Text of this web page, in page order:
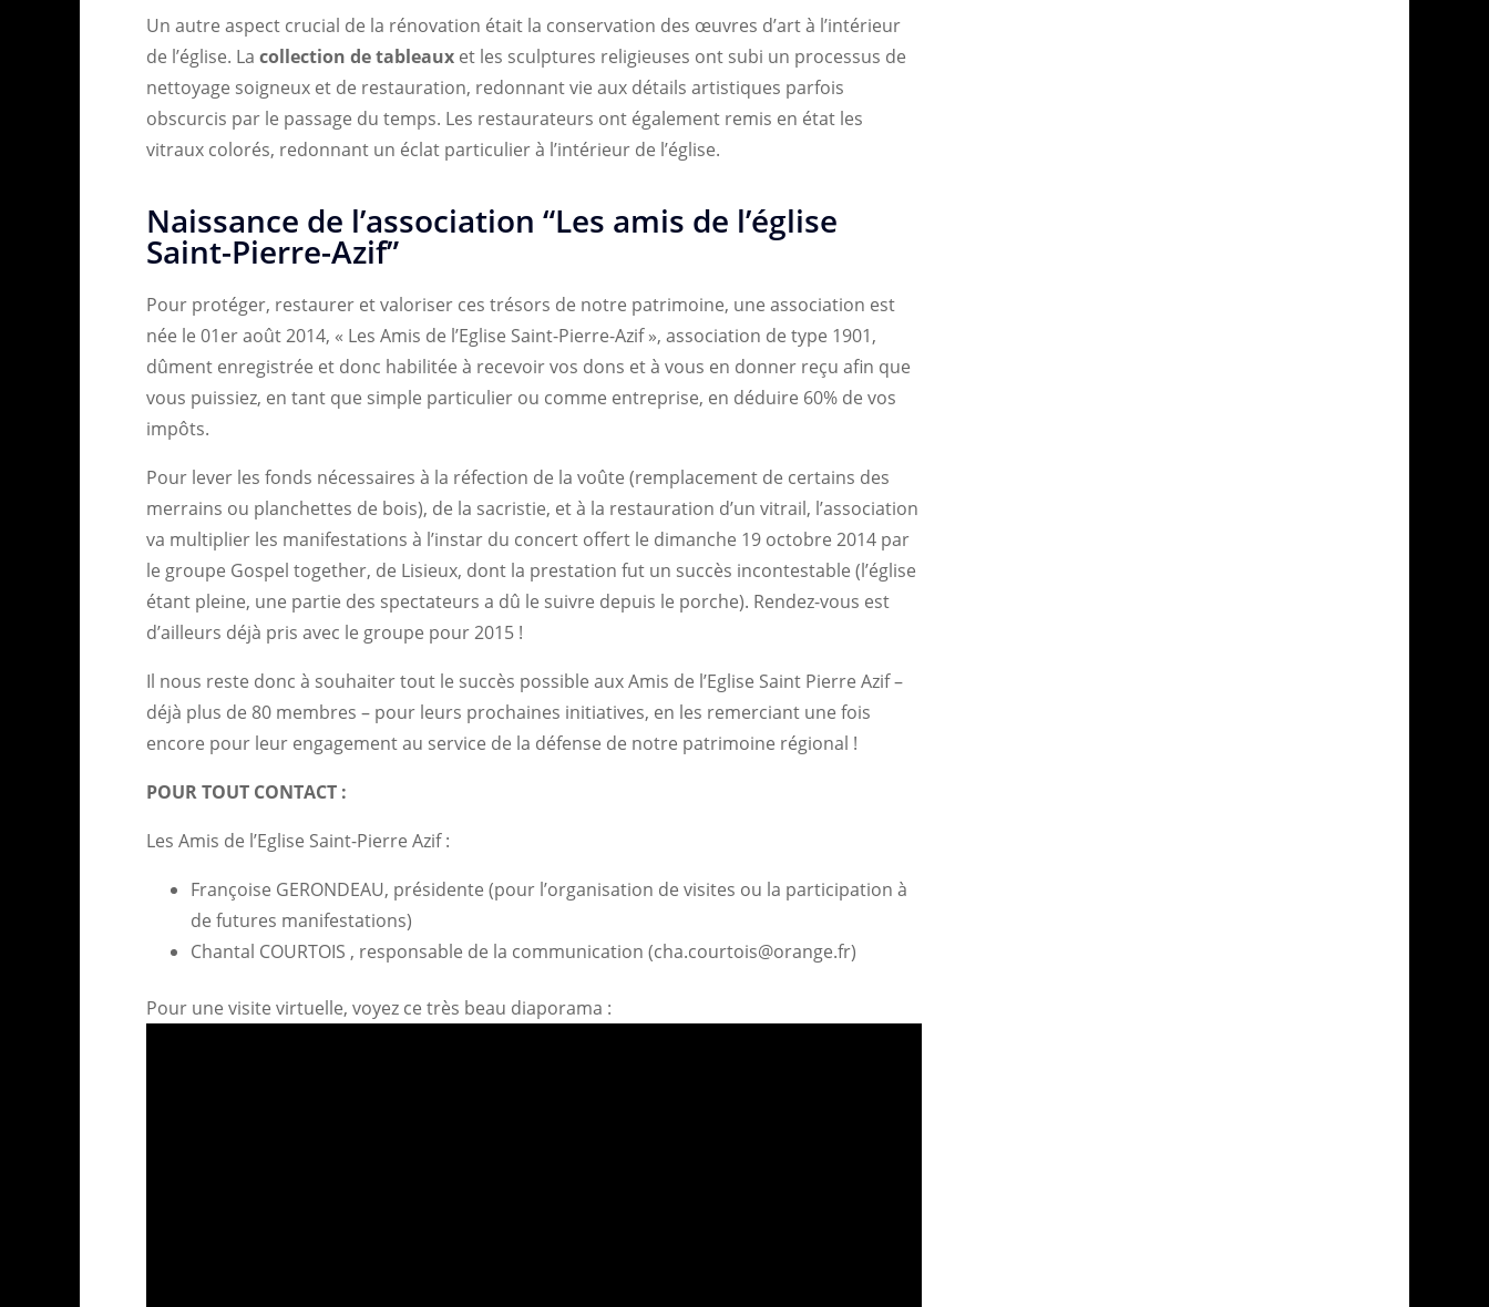
Un autre aspect crucial de la rénovation était la conservation des œuvres d’art à l’intérieur
de l’église. La collection de tableaux et les sculptures religieuses ont subi un processus de
nettoyage soigneux et de restauration, redonnant vie aux détails artistiques parfois
obscurcis par le passage du temps. Les restaurateurs ont également remis en état les
vitraux colorés, redonnant un éclat particulier à l’intérieur de l’église.
Naissance de l’association “Les amis de l’église
Saint-Pierre-Azif”
Pour protéger, restaurer et valoriser ces trésors de notre patrimoine, une association est
née le 01er août 2014, « Les Amis de l’Eglise Saint-Pierre-Azif », association de type 1901,
dûment enregistrée et donc habilitée à recevoir vos dons et à vous en donner reçu afin que
vous puissiez, en tant que simple particulier ou comme entreprise, en déduire 60% de vos
impôts.
Pour lever les fonds nécessaires à la réfection de la voûte (remplacement de certains des
merrains ou planchettes de bois), de la sacristie, et à la restauration d’un vitrail, l’association
va multiplier les manifestations à l’instar du concert offert le dimanche 19 octobre 2014 par
le groupe Gospel together, de Lisieux, dont la prestation fut un succès incontestable (l’église
étant pleine, une partie des spectateurs a dû le suivre depuis le porche). Rendez-vous est
d’ailleurs déjà pris avec le groupe pour 2015 !
Il nous reste donc à souhaiter tout le succès possible aux Amis de l’Eglise Saint Pierre Azif –
déjà plus de 80 membres – pour leurs prochaines initiatives, en les remerciant une fois
encore pour leur engagement au service de la défense de notre patrimoine régional !
POUR TOUT CONTACT :
Les Amis de l’Eglise Saint-Pierre Azif :
Françoise GERONDEAU, présidente (pour l’organisation de visites ou la participation à
de futures manifestations)
Chantal COURTOIS , responsable de la communication (cha.courtois@orange.fr)
Pour une visite virtuelle, voyez ce très beau diaporama :